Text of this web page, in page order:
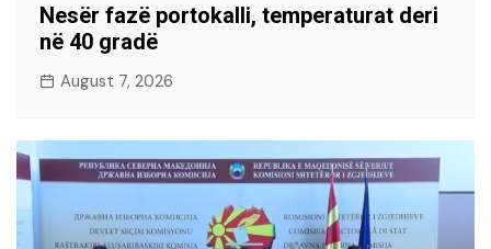
Nesër fazë portokalli, temperaturat deri
në 40 gradë
August 7, 2026